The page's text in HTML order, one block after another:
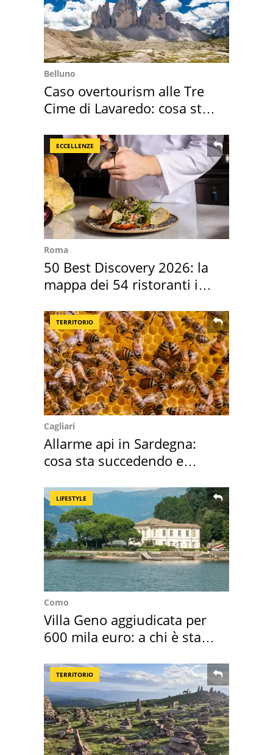
Belluno
Caso overtourism alle Tre
Cime di Lavaredo: cosa sta
ECCELLENZE
Roma
50 Best Discovery 2026: la
mappa dei 54 ristoranti in
TERRITORIO
Cagliari
Allarme api in Sardegna:
cosa sta succedendo e
LIFESTYLE
Como
Villa Geno aggiudicata per
600 mila euro: a chi è stata
TERRITORIO